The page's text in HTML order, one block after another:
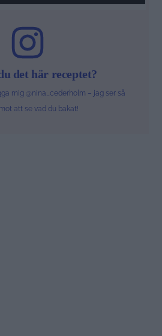
det här receptet?
mig @nina_cederholm – jag ser så
att se vad du bakat!